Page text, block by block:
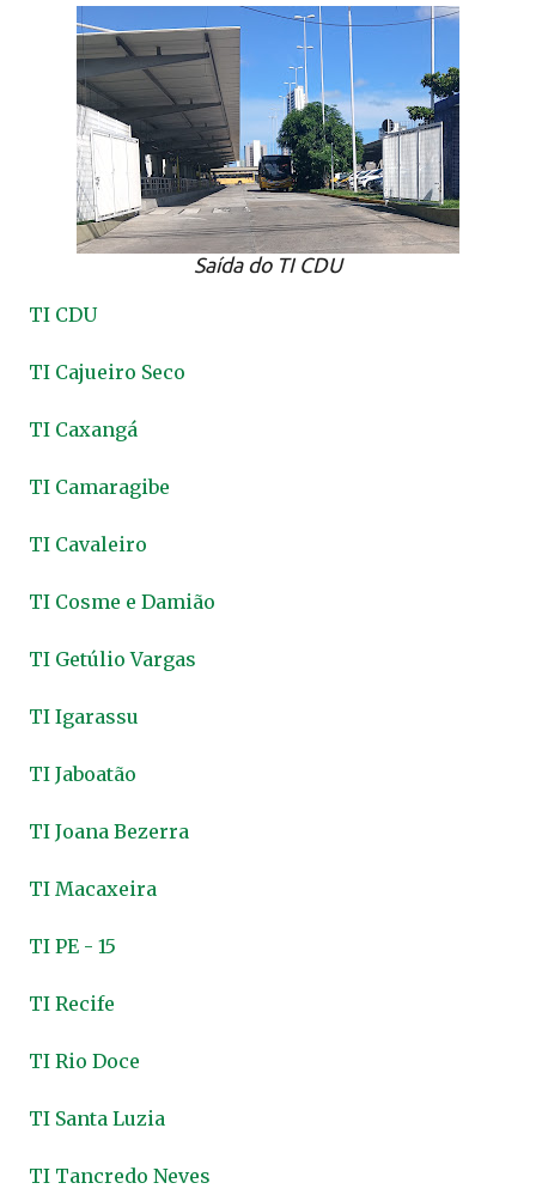
Saída do TI CDU
TI CDU
TI Cajueiro Seco
TI Caxangá
TI Camaragibe
TI Cavaleiro
TI Cosme e Damião
TI Getúlio Vargas
TI Igarassu
TI Jaboatão
TI Joana Bezerra
TI Macaxeira
TI PE - 15
TI Recife
TI Rio Doce
TI Santa Luzia
TI Tancredo Neves